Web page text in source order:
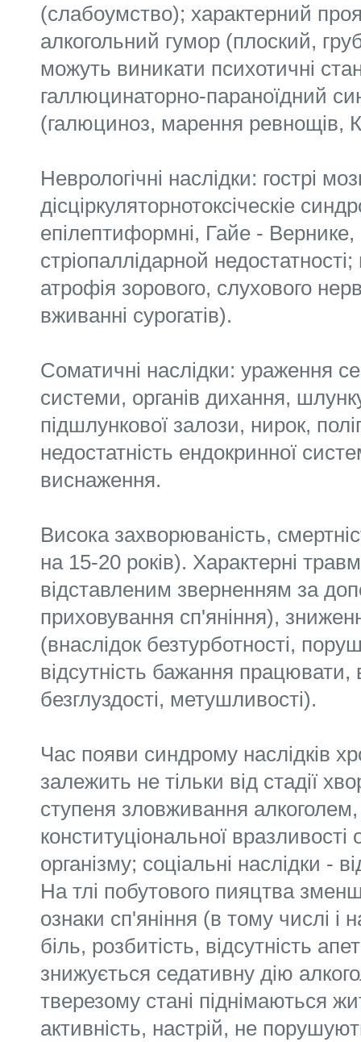
(слабоумство); характерний
алкогольний гумор (плоский,
можуть виникати психотичні
галлюцинаторно-параноїдний
(галюциноз, марення ревнощів,
Неврологічні наслідки: гострі
дісціркуляторнотоксіческіе
епілептиформні, Гайе -
стріопаллідарной
атрофія зорового, слухового
вживанні сурогатів).
Соматичні наслідки: ураження
системи, органів дихання,
підшлункової залози, нирок,
недостатність ендокринної
виснаження.
Висока захворюваність,
на 15-20 років). Характерні
відставленим зверненням за
приховування сп'яніння),
(внаслідок безтурботності,
відсутність бажання працювати,
безглуздості, метушливості).
Час появи синдрому наслідків
залежить не тільки від стадії
ступеня зловживання алкоголем,
конституціональної
організму; соціальні наслідки -
На тлі побутового пияцтва
ознаки сп'яніння (в тому числі і
біль, розбитість, відсутність
знижується седативну дію
тверезому стані піднімаються
активність, настрій, не